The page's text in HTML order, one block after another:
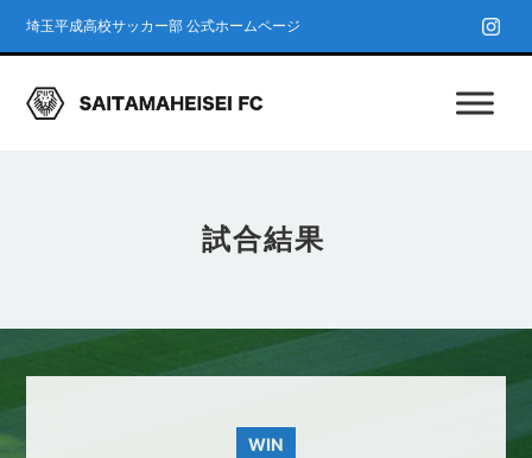
埼玉平成高校サッカー部 公式ホームページ
試合結果
WIN